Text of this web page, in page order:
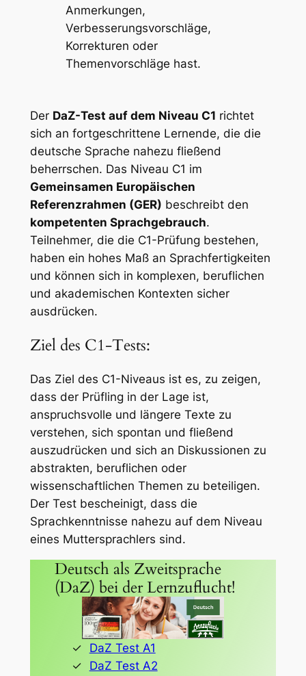
Anmerkungen,
Verbesserungsvorschläge,
Korrekturen oder
Themenvorschläge hast.
Der DaZ-Test auf dem Niveau C1 richtet
sich an fortgeschrittene Lernende, die die
deutsche Sprache nahezu fließend
beherrschen. Das Niveau C1 im
Gemeinsamen Europäischen
Referenzrahmen (GER) beschreibt den
kompetenten Sprachgebrauch.
Teilnehmer, die die C1-Prüfung bestehen,
haben ein hohes Maß an Sprachfertigkeiten
und können sich in komplexen, beruflichen
und akademischen Kontexten sicher
ausdrücken.
Ziel des C1-Tests:
Das Ziel des C1-Niveaus ist es, zu zeigen,
dass der Prüfling in der Lage ist,
anspruchsvolle und längere Texte zu
verstehen, sich spontan und fließend
auszudrücken und sich an Diskussionen zu
abstrakten, beruflichen oder
wissenschaftlichen Themen zu beteiligen.
Der Test bescheinigt, dass die
Sprachkenntnisse nahezu auf dem Niveau
eines Muttersprachlers sind.
Deutsch als Zweitsprache
(DaZ) bei der Lernzuflucht!
DaZ Test A1
DaZ Test A2